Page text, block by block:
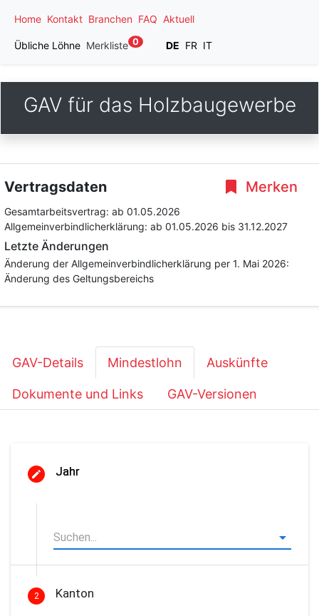
Home Kontakt Branchen FAQ Aktuell
Übliche Löhne Merkliste 0 DE FR IT
GAV für das Holzbaugewerbe
Merken
Vertragsdaten
Gesamtarbeitsvertrag: ab 01.05.2026
Allgemeinverbindlicherklärung: ab 01.05.2026 bis 31.12.2027
Letzte Änderungen
Änderung der Allgemeinverbindlicherklärung per 1. Mai 2026:
Änderung des Geltungsbereichs
GAV-Details Mindestlohn Auskünfte
Dokumente und Links GAV-Versionen
Jahr
2 Kanton